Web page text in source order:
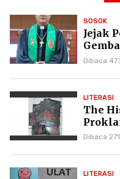
SOSOK
Jejak
Dibaca
LITERASI
The
Dibaca 271
LITERASI